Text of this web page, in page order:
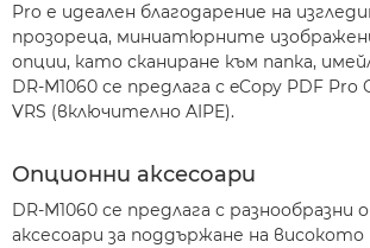
Pro е идеален благодарение на
прозореца, миниатюрните
опции, като сканиране към папка,
DR-M1060 се предлага с eCopy PDF Pro
VRS (включително AIPE).
Опционни аксесоари
DR-M1060 се предлага с разнообразни
аксесоари за поддържане на високото